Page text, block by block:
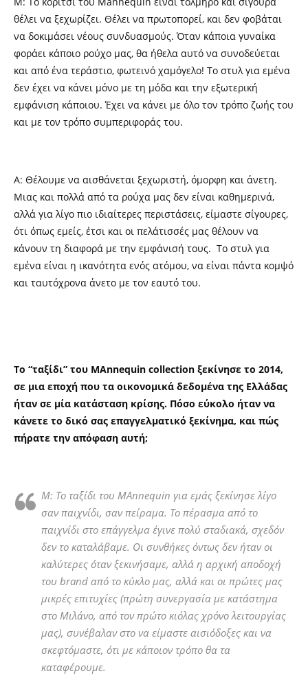
θέλει να ξεχωρίζει. Θέλει να πρωτοπορεί, και δεν φοβάται
να δοκιμάσει νέους συνδυασμούς. Όταν κάποια γυναίκα
φοράει κάποιο ρούχο μας, θα ήθελα αυτό να συνοδεύεται
και από ένα τεράστιο, φωτεινό χαμόγελο! Το στυλ για εμένα
δεν έχει να κάνει μόνο με τη μόδα και την εξωτερική
εμφάνιση κάποιου. Έχει να κάνει με όλο τον τρόπο ζωής του
και με τον τρόπο συμπεριφοράς του.
Α: Θέλουμε να αισθάνεται ξεχωριστή, όμορφη και άνετη.
Μιας και πολλά από τα ρούχα μας δεν είναι καθημερινά,
αλλά για λίγο πιο ιδιαίτερες περιστάσεις, είμαστε σίγουρες,
ότι όπως εμείς, έτσι και οι πελάτισσές μας θέλουν να
κάνουν τη διαφορά με την εμφάνισή τους. Το στυλ για
εμένα είναι η ικανότητα ενός ατόμου, να είναι πάντα κομψό
και ταυτόχρονα άνετο με τον εαυτό του.
Το “ταξίδι” του MAnnequin collection ξεκίνησε το 2014,
σε μια εποχή που τα οικονομικά δεδομένα της Ελλάδας
ήταν σε μία κατάσταση κρίσης. Πόσο εύκολο ήταν να
κάνετε το δικό σας επαγγελματικό ξεκίνημα, και πώς
πήρατε την απόφαση αυτή;
M: Το ταξίδι του MAnnequin για εμάς ξεκίνησε λίγο
σαν παιχνίδι, σαν πείραμα. Το πέρασμα από το
παιχνίδι στο επάγγελμα έγινε πολύ σταδιακά, σχεδόν
δεν το καταλάβαμε. Οι συνθήκες όντως δεν ήταν οι
καλύτερες όταν ξεκινήσαμε, αλλά η αρχική αποδοχή
του brand από το κύκλο μας, αλλά και οι πρώτες μας
μικρές επιτυχίες (πρώτη συνεργασία με κατάστημα
στο Μιλάνο, από τον πρώτο κιόλας χρόνο λειτουργίας
μας), συνέβαλαν στο να είμαστε αισιόδοξες και να
σκεφτόμαστε, ότι με κάποιον τρόπο θα τα
καταφέρουμε.